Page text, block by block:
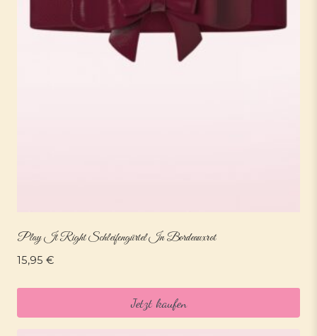
Play It Right Schleifengürtel In Bordeauxrot
15,95 €
Jetzt kaufen